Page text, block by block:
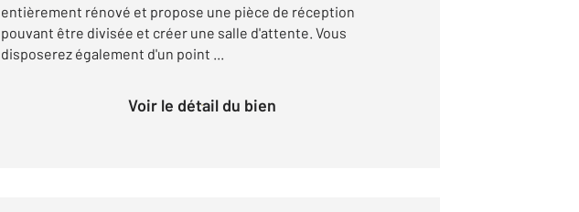
entièrement rénové et propose une pièce de réception
pouvant être divisée et créer une salle d'attente. Vous
disposerez également d'un point ...
Voir le détail du bien